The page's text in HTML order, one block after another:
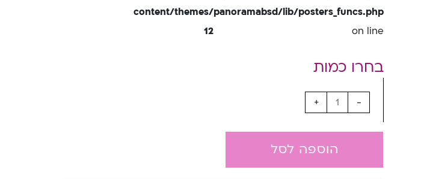
content/themes/panoramabsd/lib/posters_funcs.php
on line
12
-
+
הוספה לסל